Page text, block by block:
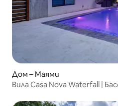
Дом – Маями
Вила Casa Nova Waterfall |